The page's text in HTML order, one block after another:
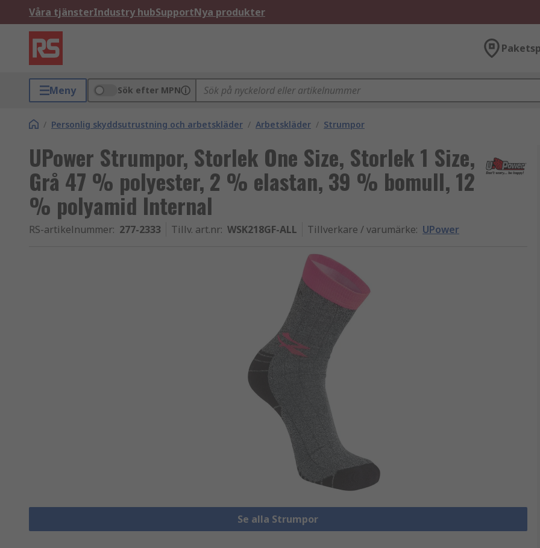
Våra tjänsterIndustry hubSupportNya produkter
Meny Sök efter MPN
/ Personlig skyddsutrustning och arbetskläder / Arbetskläder / Strumpor
UPower Strumpor, Storlek One Size, Storlek 1 Size,
Grå 47 % polyester, 2 % elastan, 39 % bomull, 12
% polyamid Internal
RS-artikelnummer: 277-2333 Tillv. art.nr: WSK218GF-ALL Tillverkare / varumärke: UPower
Se alla Strumpor